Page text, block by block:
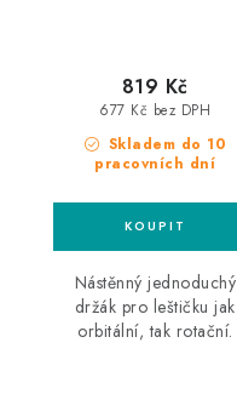
Skladem do 10
pracovních dní
677 Kč bez DPH
819 Kč
Nástěnný jednoduchý
držák pro leštičku jak
orbitální, tak rotační.